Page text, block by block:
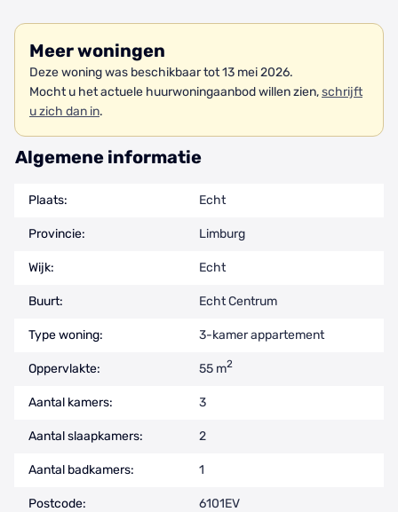
Meer woningen
Deze woning was beschikbaar tot 13 mei 2026.
Mocht u het actuele huurwoningaanbod willen zien,schrijft
u zich dan in.
Algemene informatie
Plaats: Echt
Provincie: Limburg
Wijk: Echt
Buurt: Echt Centrum
Type woning: 3-kamer appartement
Oppervlakte: 55 m2
Aantal kamers: 3
Aantal slaapkamers: 2
Aantal badkamers: 1
Postcode: 6101EV